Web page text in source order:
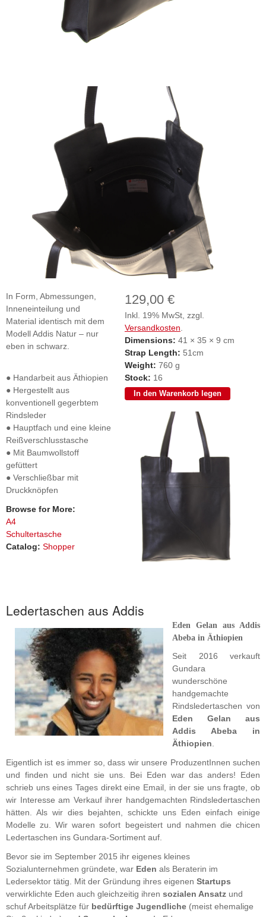
In Form, Abmessungen,
Inneneinteilung und
Material identisch mit dem
Modell Addis Natur – nur
eben in schwarz.
● Handarbeit aus Äthiopien
● Hergestellt aus
konventionell gegerbtem
Rindsleder
● Hauptfach und eine kleine
Reißverschlusstasche
● Mit Baumwollstoff
gefüttert
● Verschließbar mit
Druckknöpfen
Browse for More:
A4
Schultertasche
Catalog: Shopper
129,00 €
Inkl. 19% MwSt, zzgl.
Versandkosten.
Dimensions: 41 × 35 × 9 cm
Strap Length: 51cm
Weight: 760 g
Stock: 16
Ledertaschen aus Addis
Eden Gelan aus Addis
Abeba in Äthiopien
Seit 2016 verkauft
Gundara
wunderschöne
handgemachte
Rindsledertaschen von
Eden Gelan aus
Addis Abeba in
Äthiopien.
Eigentlich ist es immer so, dass wir unsere ProduzentInnen suchen
und finden und nicht sie uns. Bei Eden war das anders! Eden
schrieb uns eines Tages direkt eine Email, in der sie uns fragte, ob
wir Interesse am Verkauf ihrer handgemachten Rindsledertaschen
hätten. Als wir dies bejahten, schickte uns Eden einfach einige
Modelle zu. Wir waren sofort begeistert und nahmen die chicen
Ledertaschen ins Gundara-Sortiment auf.
Bevor sie im September 2015 ihr eigenes kleines
Sozialunternehmen gründete, war Eden als Beraterin im
Ledersektor tätig. Mit der Gründung ihres eigenen Startups
verwirklichte Eden auch gleichzeitig ihren sozialen Ansatz und
schuf Arbeitsplätze für bedürftige Jugendliche (meist ehemalige